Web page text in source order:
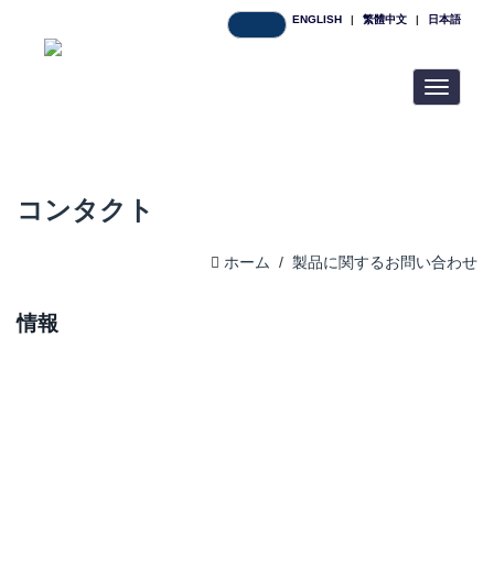
ENGLISH | 繁體中文 | 日本語
Toggle
コンタクト
ホーム / 製品に関するお問い合わせ
情報